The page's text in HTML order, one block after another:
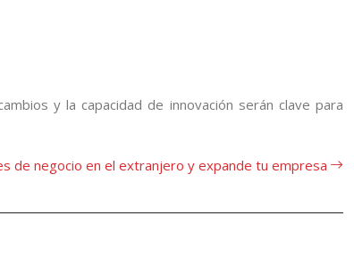
y la capacidad de innovación serán clave para
de negocio en el extranjero y expande tu empresa